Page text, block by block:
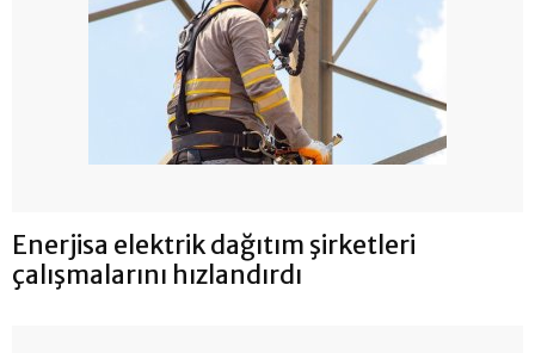
Enerjisa elektrik dağıtım şirketleri
çalışmalarını hızlandırdı